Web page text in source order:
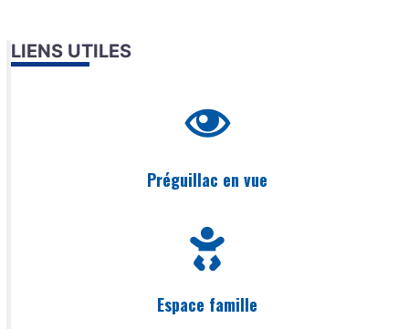
LIENS UTILES
Préguillac en vue
Espace famille